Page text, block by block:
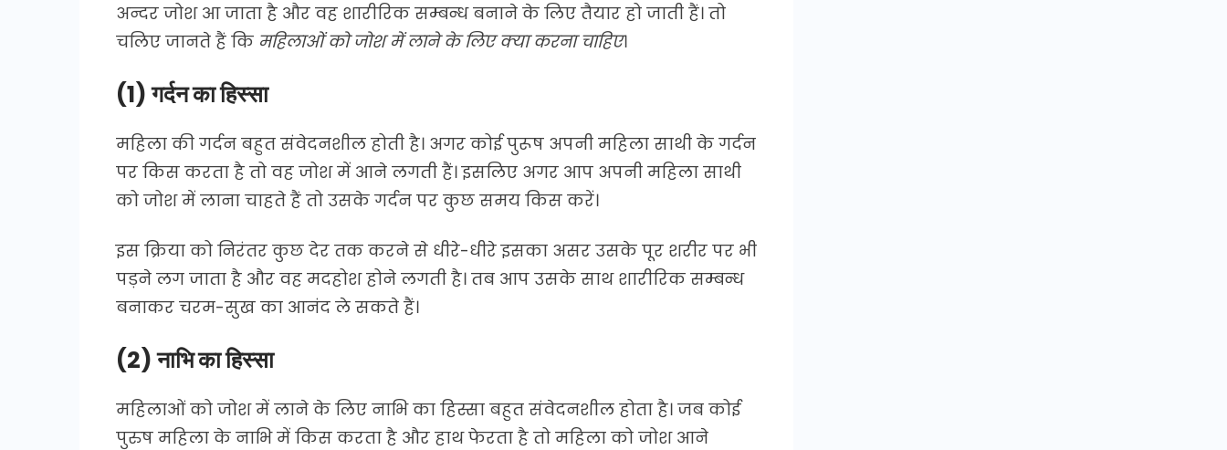
अन्दर जोश आ जाता है और वह शारीरिक सम्बन्ध बनाने के लिए तैयार हो जाती हैं। तो
चलिए जानते हैं कि महिलाओं को जोश में लाने के लिए क्या करना चाहिए।
(1) गर्दन का हिस्सा
महिला की गर्दन बहुत संवेदनशील होती है। अगर कोई पुरूष अपनी महिला साथी के गर्दन
पर किस करता है तो वह जोश में आने लगती हैं। इसलिए अगर आप अपनी महिला साथी
को जोश में लाना चाहते हैं तो उसके गर्दन पर कुछ समय किस करें।
इस क्रिया को निरंतर कुछ देर तक करने से धीरे-धीरे इसका असर उसके पूर शरीर पर भी
पड़ने लग जाता है और वह मदहोश होने लगती है। तब आप उसके साथ शारीरिक सम्बन्ध
बनाकर चरम-सुख का आनंद ले सकते हैं।
(2) नाभि का हिस्सा
महिलाओं को जोश में लाने के लिए नाभि का हिस्सा बहुत संवेदनशील होता है। जब कोई
पुरुष महिला के नाभि में किस करता है और हाथ फेरता है तो महिला को जोश आने